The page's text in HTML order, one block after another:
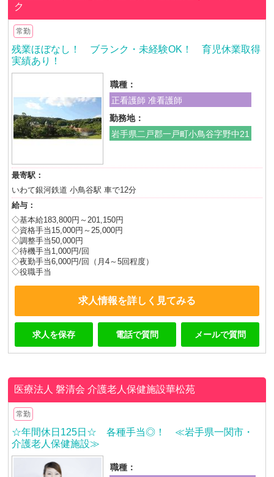
ク
常勤
残業ほぼなし！ ブランク・未経験OK！ 育児休業取得
実績あり！
職種：
正看護師 准看護師
勤務地：
岩手県二戸郡一戸町小鳥谷字野中21
最寄駅：
いわて銀河鉄道 小鳥谷駅 車で12分
給与：
◇基本給183,800円～201,150円
◇資格手当15,000円～25,000円
◇調整手当50,000円
◇待機手当1,000円/回
◇夜勤手当6,000円/回（月4～5回程度）
◇役職手当
求人情報を詳しく見てみる
求人を保存 電話で質問 メールで質問
医療法人 磐清会介護老人保健施設華松苑
常勤
☆年間休日125日☆ 各種手当◎！ ≪岩手県一関市・
介護老人保健施設≫
職種：